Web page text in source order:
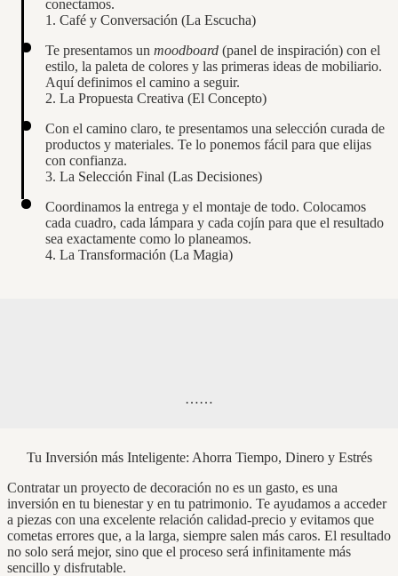
conectamos.
1. Café y Conversación (La Escucha)
Te presentamos un moodboard (panel de inspiración) con el
estilo, la paleta de colores y las primeras ideas de mobiliario.
Aquí definimos el camino a seguir.
2. La Propuesta Creativa (El Concepto)
Con el camino claro, te presentamos una selección curada de
productos y materiales. Te lo ponemos fácil para que elijas
con confianza.
3. La Selección Final (Las Decisiones)
Coordinamos la entrega y el montaje de todo. Colocamos
cada cuadro, cada lámpara y cada cojín para que el resultado
sea exactamente como lo planeamos.
4. La Transformación (La Magia)
……
Tu Inversión más Inteligente: Ahorra Tiempo, Dinero y Estrés
Contratar un proyecto de decoración no es un gasto, es una
inversión en tu bienestar y en tu patrimonio. Te ayudamos a acceder
a piezas con una excelente relación calidad-precio y evitamos que
cometas errores que, a la larga, siempre salen más caros. El resultado
no solo será mejor, sino que el proceso será infinitamente más
sencillo y disfrutable.